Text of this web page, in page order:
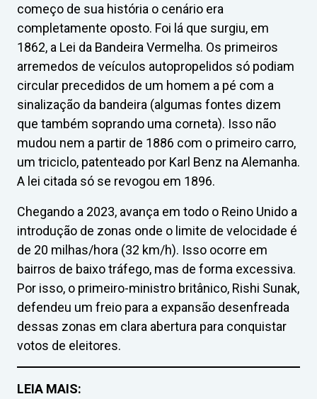
começo de sua história o cenário era
completamente oposto. Foi lá que surgiu, em
1862, a Lei da Bandeira Vermelha. Os primeiros
arremedos de veículos autopropelidos só podiam
circular precedidos de um homem a pé com a
sinalização da bandeira (algumas fontes dizem
que também soprando uma corneta). Isso não
mudou nem a partir de 1886 com o primeiro carro,
um triciclo, patenteado por Karl Benz na Alemanha.
A lei citada só se revogou em 1896.
Chegando a 2023, avança em todo o Reino Unido a
introdução de zonas onde o limite de velocidade é
de 20 milhas/hora (32 km/h). Isso ocorre em
bairros de baixo tráfego, mas de forma excessiva.
Por isso, o primeiro-ministro britânico, Rishi Sunak,
defendeu um freio para a expansão desenfreada
dessas zonas em clara abertura para conquistar
votos de eleitores.
LEIA MAIS: